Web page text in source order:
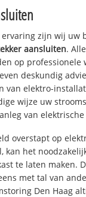
zijn wij uw
aansluiten. Alle
op professionele
deskundig
van elektro-
wijze uw
van
overstapt op
kan het
te laten maken.
met tal van
Den Haag